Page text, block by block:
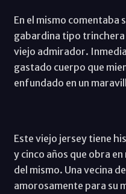
En el mismo comentaba
gabardina tipo trinchera
viejo admirador.
gastado cuerpo que
enfundado en un
Este viejo jersey tiene
y cinco años que obra
del mismo. Una vecina
amorosamente para su